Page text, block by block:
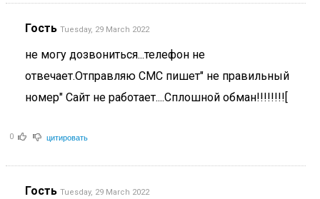
Гость Tuesday, 29 March 2022
не могу дозвониться...телефон не
отвечает.Отправляю СМС пишет" не правильный
номер" Сайт не работает....Сплошной обман!!!!!!!![
0 цитировать
Гость Tuesday, 29 March 2022